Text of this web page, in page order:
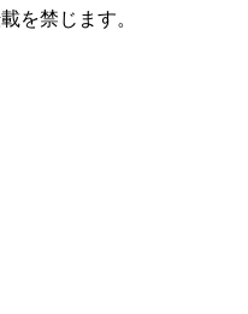
を禁じます。